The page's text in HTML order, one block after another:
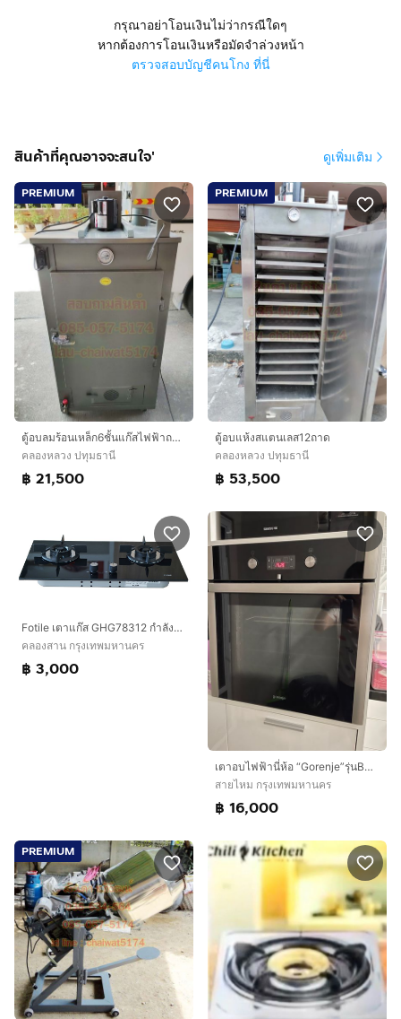
กรุณาอย่าโอนเงินไม่ว่ากรณีใดๆ
หากต้องการโอนเงินหรือมัดจำล่วงหน้า
ตรวจสอบบัญชีคนโกง ที่นี่
สินค้าที่คุณอาจจะสนใจ' ดูเพิ่มเติม
PREMIUM
ตู้อบลมร้อนเหล็ก6ชั้นแก๊สไฟฟ้าถาดสแตนเลส
คลองหลวง ปทุมธานี
฿ 21,500
PREMIUM
ตู้อบแห้งสแตนเลส12ถาด
คลองหลวง ปทุมธานี
฿ 53,500
Fotile เตาแก๊ส GHG78312 กำลังไฟ 5,000 วัตต์ (สินค้าตัวโชว์)
คลองสาน กรุงเทพมหานคร
฿ 3,000
เตาอบไฟฟ้านี่ห้อ “Gorenje”รุ่นBO7519AX(538.00.030)
สายไหม กรุงเทพมหานคร
฿ 16,000
PREMIUM